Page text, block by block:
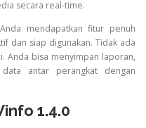
secara real-time.
mendapatkan fitur penuh
dan siap digunakan. Tidak ada
Anda bisa menyimpan laporan,
data antar perangkat dengan
1.4.0